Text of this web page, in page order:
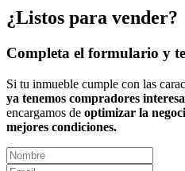
¿Listos para vender?
Completa el formulario y
Si tu inmueble cumple con las
ya tenemos compradores
encargamos de optimizar la
mejores condiciones.